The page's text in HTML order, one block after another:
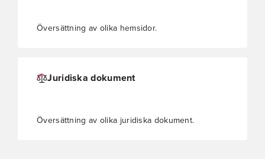
Översättning av olika hemsidor.
Juridiska dokument
Översättning av olika juridiska dokument.